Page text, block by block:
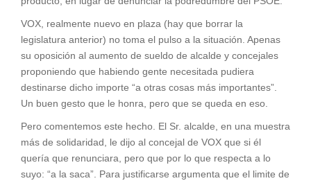
VOX, realmente nuevo en plaza (hay que borrar la
legislatura anterior) no toma el pulso a la situación. Apenas
su oposición al aumento de sueldo de alcalde y concejales
proponiendo que habiendo gente necesitada pudiera
destinarse dicho importe “a otras cosas más importantes”.
Un buen gesto que le honra, pero que se queda en eso.
Pero comentemos este hecho. El Sr. alcalde, en una muestra
más de solidaridad, le dijo al concejal de VOX que si él
quería que renunciara, pero que por lo que respecta a lo
suyo: “a la saca”. Para justificarse argumenta que el limite de